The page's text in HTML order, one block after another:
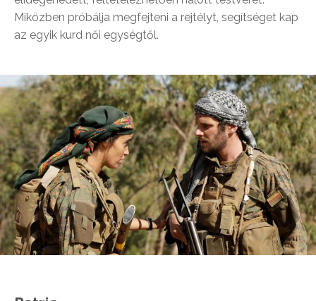
Miközben próbálja megfejteni a rejtélyt, segítséget kap
az egyik kurd női egységtől.